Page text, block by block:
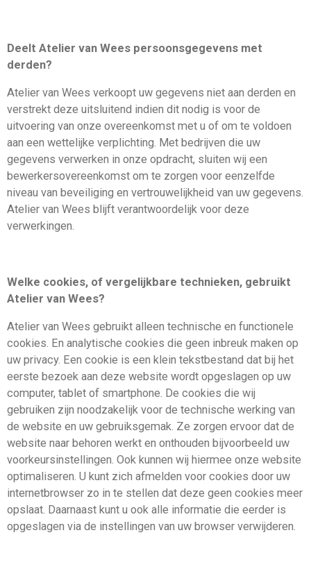
Deelt Atelier van Wees persoonsgegevens met
derden?
Atelier van Wees verkoopt uw gegevens niet aan derden en
verstrekt deze uitsluitend indien dit nodig is voor de
uitvoering van onze overeenkomst met u of om te voldoen
aan een wettelijke verplichting. Met bedrijven die uw
gegevens verwerken in onze opdracht, sluiten wij een
bewerkersovereenkomst om te zorgen voor eenzelfde
niveau van beveiliging en vertrouwelijkheid van uw gegevens.
Atelier van Wees blijft verantwoordelijk voor deze
verwerkingen.
Welke cookies, of vergelijkbare technieken, gebruikt
Atelier van Wees?
Atelier van Wees gebruikt alleen technische en functionele
cookies. En analytische cookies die geen inbreuk maken op
uw privacy. Een cookie is een klein tekstbestand dat bij het
eerste bezoek aan deze website wordt opgeslagen op uw
computer, tablet of smartphone. De cookies die wij
gebruiken zijn noodzakelijk voor de technische werking van
de website en uw gebruiksgemak. Ze zorgen ervoor dat de
website naar behoren werkt en onthouden bijvoorbeeld uw
voorkeursinstellingen. Ook kunnen wij hiermee onze website
optimaliseren. U kunt zich afmelden voor cookies door uw
internetbrowser zo in te stellen dat deze geen cookies meer
opslaat. Daarnaast kunt u ook alle informatie die eerder is
opgeslagen via de instellingen van uw browser verwijderen.